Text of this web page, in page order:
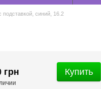
синий, 16.2
грн Купить